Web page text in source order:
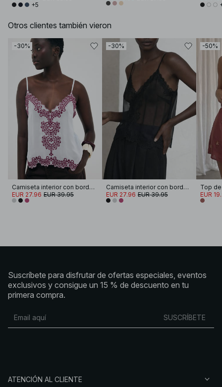
+5
Otros clientes también vieron
-30%
Camiseta interior con bordado
EUR 27.96 EUR 39.95
-30%
Camiseta interior con bordado
EUR 27.96 EUR 39.95
-50%
EUR
Suscríbete para disfrutar de ofertas especiales, eventos
exclusivos y consigue un 15 % de descuento en tu
primera compra.
SUSCRÍBETE
ATENCIÓN AL CLIENTE